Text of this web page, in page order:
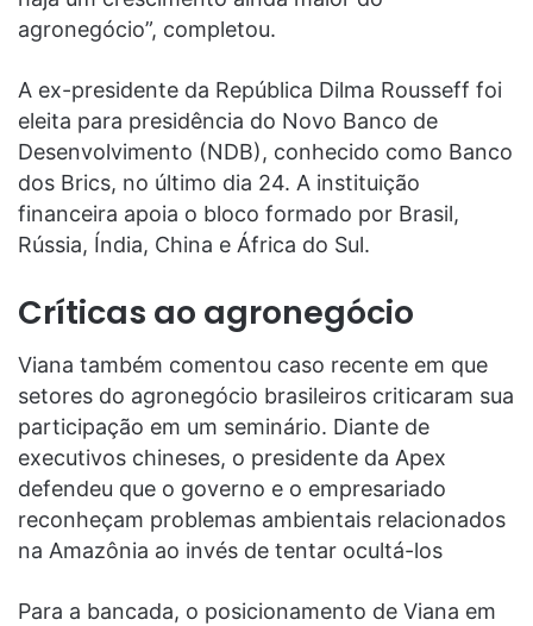
agronegócio”, completou.
A ex-presidente da República Dilma Rousseff foi
eleita para presidência do Novo Banco de
Desenvolvimento (NDB), conhecido como Banco
dos Brics, no último dia 24. A instituição
financeira apoia o bloco formado por Brasil,
Rússia, Índia, China e África do Sul.
Críticas ao agronegócio
Viana também comentou caso recente em que
setores do agronegócio brasileiros criticaram sua
participação em um seminário. Diante de
executivos chineses, o presidente da Apex
defendeu que o governo e o empresariado
reconheçam problemas ambientais relacionados
na Amazônia ao invés de tentar ocultá-los
Para a bancada, o posicionamento de Viana em